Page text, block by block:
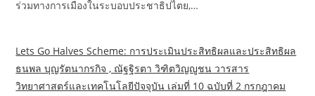
ร่วมทางการเมืองในระบอบประชาธิปไตย,…
Lets Go Halves Scheme: การประเมินประสิทธิผลและประสิทธิผล
ธนพล บุญรัตนากรกิจ , ณัฐฐิรตา วิฑิตวิญญูชน วารสาร
วิทยาศาสตร์และเทคโนโลยีปัจจุบัน เล่มที่ 10 ฉบับที่ 2 กรกฎาคม